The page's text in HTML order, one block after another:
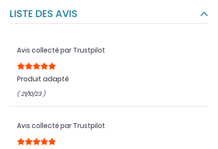
LISTE DES AVIS
Avis collecté par Trustpilot
Produit adapté
( 21/10/23 )
Avis collecté par Trustpilot